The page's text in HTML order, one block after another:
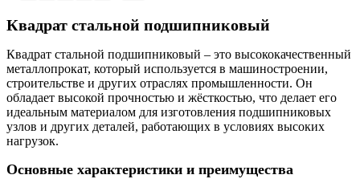
Квадрат стальной подшипниковый
Квадрат стальной подшипниковый – это высококачественный
металлопрокат, который используется в машиностроении,
строительстве и других отраслях промышленности. Он
обладает высокой прочностью и жёсткостью, что делает его
идеальным материалом для изготовления подшипниковых
узлов и других деталей, работающих в условиях высоких
нагрузок.
Основные характеристики и преимущества